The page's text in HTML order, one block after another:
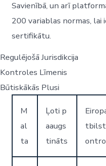
Savienībā, un arī
200 variablas normas,
sertifikātu.
Regulējošā Jurisdikcija
Kontroles Līmenis
Būtiskākās Plusi
M
al
ta
Ļoti p
aaugs
tināts